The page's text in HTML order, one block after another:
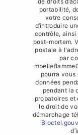
portabilité,
votre
d’introduire
contrôle, ainsi
post-mortem.
postale à
par
pourra vous
données
pendant la
probatoires et
le droit de
démarchage